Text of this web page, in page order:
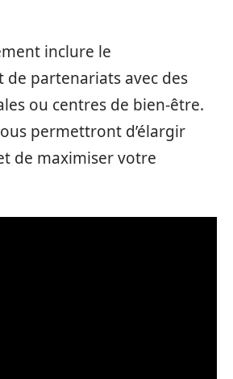
inclure le
de partenariats avec des
ou centres de bien-être.
permettront d’élargir
de maximiser votre